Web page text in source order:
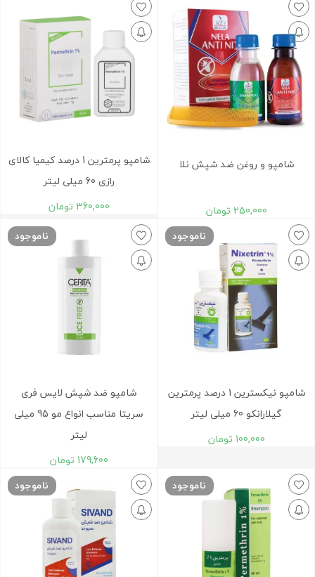
شامپو و روغن ضد شپش نلا
250,000 تومان
شامپو پرمترین 1 درصد کیمیا کالای
رازی 60 میلی لیتر
360,000 تومان
ناموجود
شامپو نیکسترین 1 درصد پرمترین
گیلارانکو 60 میلی لیتر
100,000 تومان
ناموجود
شامپو ضد شپش لایس فری
سریتا مناسب انواع مو 95 میلی
لیتر
179,600 تومان
ناموجود ناموجود